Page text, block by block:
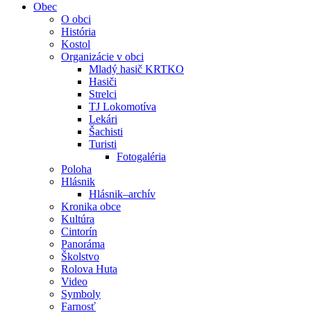
Obec
O obci
História
Kostol
Organizácie v obci
Mladý hasič KRTKO
Hasiči
Strelci
TJ Lokomotíva
Lekári
Šachisti
Turisti
Fotogaléria
Poloha
Hlásnik
Hlásnik–archív
Kronika obce
Kultúra
Cintorín
Panoráma
Školstvo
Rolova Huta
Video
Symboly
Farnosť